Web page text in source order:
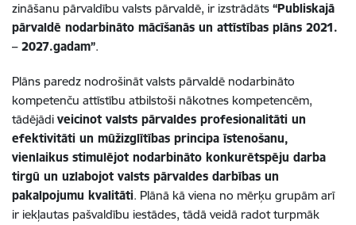
zināšanu pārvaldību valsts pārvaldē, ir izstrādāts “Publiskajā
pārvaldē nodarbināto mācīšanās un attīstības plāns 2021.
– 2027.gadam”.
Plāns paredz nodrošināt valsts pārvaldē nodarbināto
kompetenču attīstību atbilstoši nākotnes kompetencēm,
tādējādi veicinot valsts pārvaldes profesionalitāti un
efektivitāti un mūžizglītības principa īstenošanu,
vienlaikus stimulējot nodarbināto konkurētspēju darba
tirgū un uzlabojot valsts pārvaldes darbības un
pakalpojumu kvalitāti. Plānā kā viena no mērķu grupām arī
ir iekļautas pašvaldību iestādes, tādā veidā radot turpmāk